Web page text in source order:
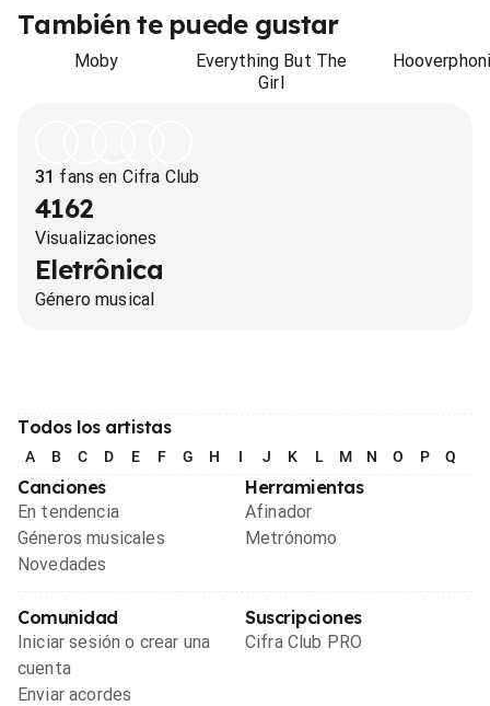
También te puede gustar
Moby
Everything But The
Girl
31 fans en Cifra Club
4162
Visualizaciones
Eletrônica
Género musical
Todos los artistas
A B C D E F G H I J K L M N O P Q
Canciones
En tendencia
Géneros musicales
Novedades
Herramientas
Afinador
Metrónomo
Comunidad
Iniciar sesión o crear una
cuenta
Enviar acordes
Suscripciones
Cifra Club PRO